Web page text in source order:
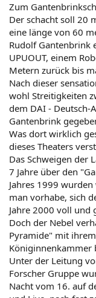
Zum
Der schacht soll 20
eine länge von 60
Rudolf Gantenbrink
UPUOUT, einem
Metern zurück bis
Nach dieser
wohl Streitigkeiten
dem DAI - Deutsch-
Gantenbrink
Was dort wirklich
dieses Theaters
Das Schweigen der
7 Jahre über den
Jahres 1999
man vorhabe, sich
Jahre 2000 voll und
Doch der Nebel
Pyramide" mit
Königinnenkammer
Unter der Leitung
Forscher Gruppe
Nacht vom 16. auf